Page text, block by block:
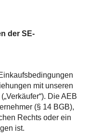
der SE-
mit unseren
Die AEB
(§ 14 BGB),
Rechts oder ein
ist.